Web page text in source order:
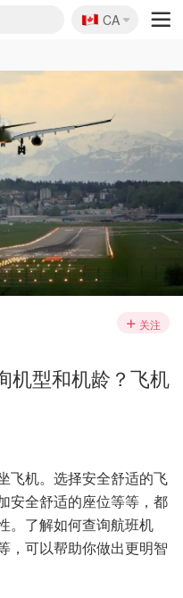
🇨🇦
CA
关注
机型和机龄？飞机
飞机。选择安全舒适的飞
安全舒适的座位等等，都
。了解如何查询航班机
，可以帮助你做出更明智